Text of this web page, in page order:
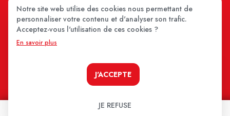
Notre site web utilise des cookies nous permettant de
personnaliser votre contenu et d'analyser son trafic.
Acceptez-vous l'utilisation de ces cookies ?
En savoir plus
J'ACCEPTE
JE REFUSE